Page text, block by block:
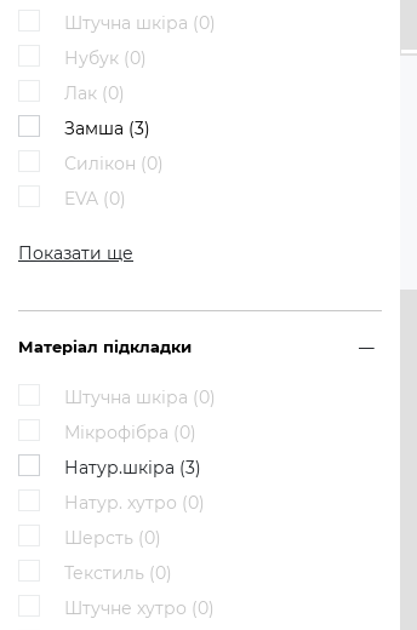
Штучна шкіра (0)
Нубук (0)
Лак (0)
Замша (3)
Силікон (0)
EVA (0)
Показати ще
Матеріал підкладки
Штучна шкіра (0)
Мікрофібра (0)
Натур.шкіра (3)
Натур. хутро (0)
Шерсть (0)
Текстиль (0)
Штучне хутро (0)